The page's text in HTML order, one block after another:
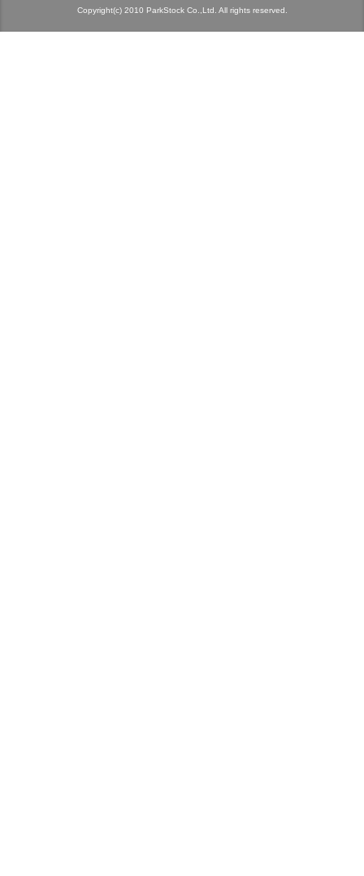
Copyright(c) 2010 ParkStock Co.,Ltd. All rights reserved.